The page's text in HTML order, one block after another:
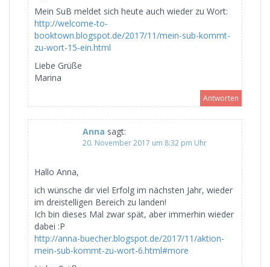
Mein SuB meldet sich heute auch wieder zu Wort:
http://welcome-to-
booktown.blogspot.de/2017/11/mein-sub-kommt-
zu-wort-15-ein.html
Liebe Grüße
Marina
Antworten
Anna sagt:
20. November 2017 um 8:32 pm Uhr
Hallo Anna,
ich wünsche dir viel Erfolg im nächsten Jahr, wieder
im dreistelligen Bereich zu landen!
Ich bin dieses Mal zwar spät, aber immerhin wieder
dabei :P
http://anna-buecher.blogspot.de/2017/11/aktion-
mein-sub-kommt-zu-wort-6.html#more